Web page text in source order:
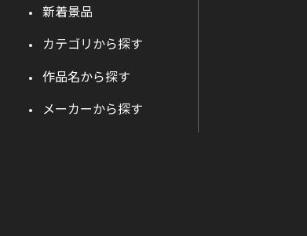
新着景品
カテゴリから探す
作品名から探す
メーカーから探す